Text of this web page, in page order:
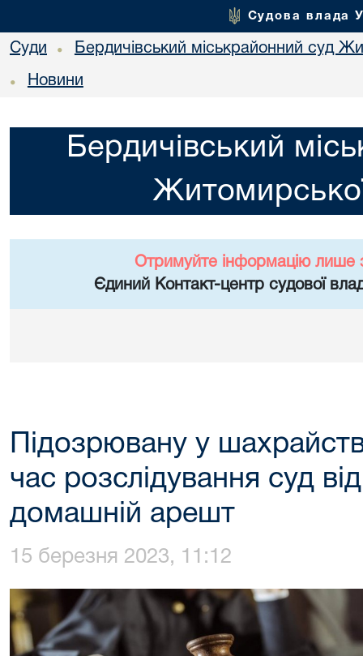
Судова влада
Суди • Бердичівський міськрайонний суд
• Новини
Бердичівський
Отримуйте інформацію лише
Єдиний Контакт-центр судової
Підозрювану у
час розслідування суд
домашній арешт
15 березня 2023, 11:12